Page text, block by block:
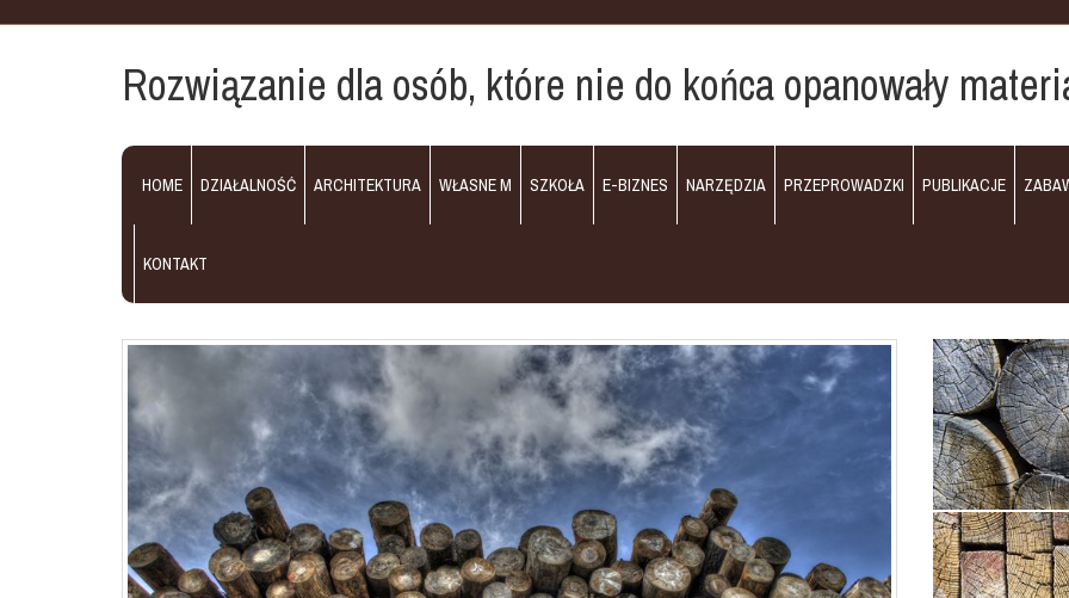
Rozwiązanie dla osób, które nie do końca opanowały
HOME DZIAŁALNOŚĆ ARCHITEKTURA WŁASNE M SZKOŁA E-BIZNES NARZĘDZIA PRZEPROWADZKI PUBLIKACJE
KONTAKT